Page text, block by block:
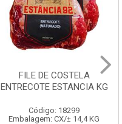
FILE DE COSTELA
ENTRECOTE ESTANCIA KG
Código: 18299
Embalagem: CX/± 14,4 KG